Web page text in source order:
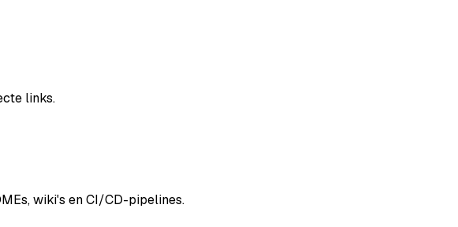
links.
wiki's en CI/CD-pipelines.